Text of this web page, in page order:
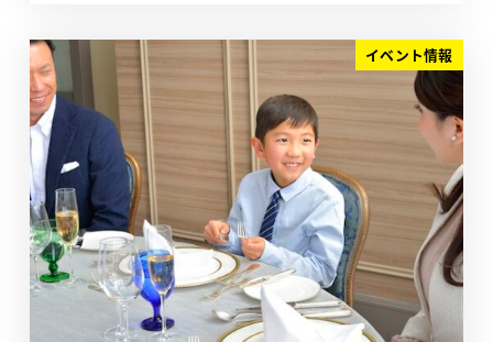
イベント情報